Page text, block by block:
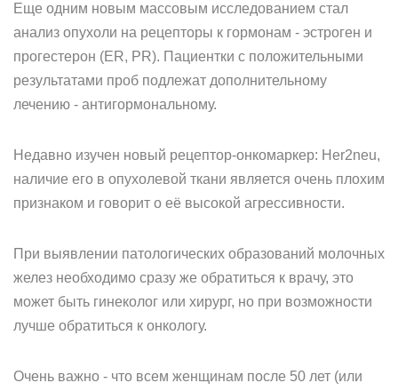
Еще одним новым массовым исследованием стал
анализ опухоли на рецепторы к гормонам - эстроген и
прогестерон (ER, PR). Пациентки с положительными
результатами проб подлежат дополнительному
лечению - антигормональному.
Недавно изучен новый рецептор-онкомаркер: Her2neu,
наличие его в опухолевой ткани является очень плохим
признаком и говорит о её высокой агрессивности.
При выявлении патологических образований молочных
желез необходимо сразу же обратиться к врачу, это
может быть гинеколог или хирург, но при возможности
лучше обратиться к онкологу.
Очень важно - что всем женщинам после 50 лет (или